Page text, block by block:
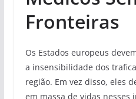
Fronteiras
Os Estados europeus
a insensibilidade dos
região. Em vez disso, eles
em massa de vidas nesses